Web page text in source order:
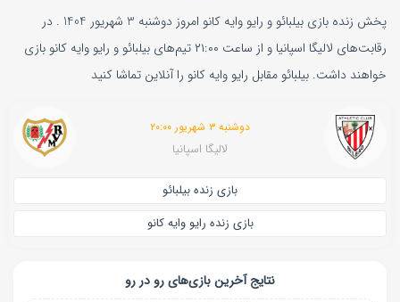
پخش زنده بازی بیلبائو و رایو وایه کانو امروز دوشنبه 3 شهریور 1404 . در
رقابت‌های لالیگا اسپانیا و از ساعت ۲۱:۰۰ تیم‌های بیلبائو و رایو وایه کانو بازی
خواهند داشت. بیلبائو مقابل رایو وایه کانو را آنلاین تماشا کنید
دوشنبه ۳ شهریور ۲۰:۰۰
لالیگا اسپانیا
بازی زنده بیلبائو
بازی زنده رایو وایه کانو
نتایج آخرین بازی‌های رو در رو